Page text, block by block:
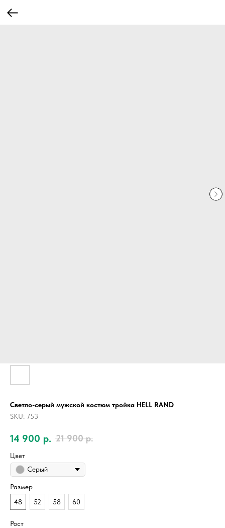
Светло-серый мужской костюм тройка HELL RAND
SKU: 753
14 900 р. 21 900 р.
Цвет
Серый
Размер
48
52 58 60
Рост